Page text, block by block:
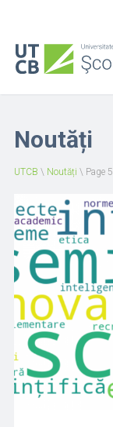
Noutăți
UTCB \ Noutăți \ Page 5